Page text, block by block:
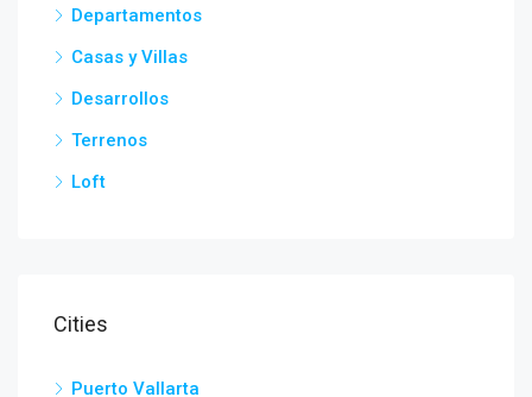
Departamentos
Casas y Villas
Desarrollos
Terrenos
Loft
Cities
Puerto Vallarta